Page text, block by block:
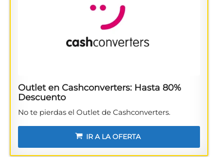
Outlet en Cashconverters: Hasta 80%
Descuento
No te pierdas el Outlet de Cashconverters.
IR A LA OFERTA